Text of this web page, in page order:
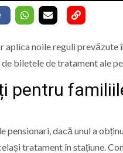
aplica noile reguli prevăzute
biletele de tratament ale
pentru
pensionari, dacă unul a
tratament în stațiune.